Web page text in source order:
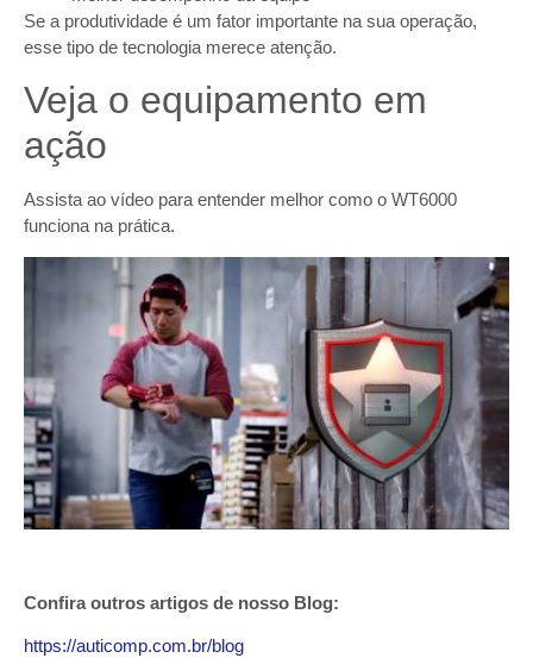
Se a produtividade é um fator importante na sua operação,
esse tipo de tecnologia merece atenção.
Veja o equipamento em
ação
Assista ao vídeo para entender melhor como o WT6000
funciona na prática.
Confira outros artigos de nosso Blog:
https://auticomp.com.br/blog